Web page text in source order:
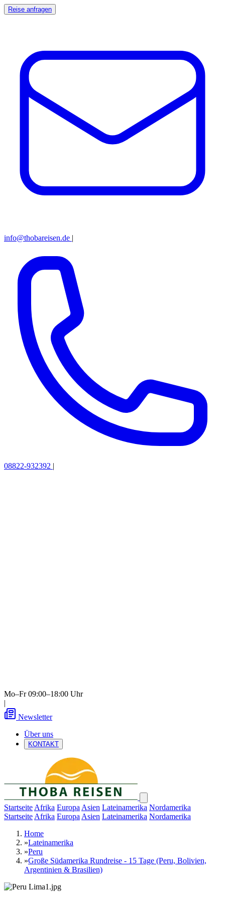
Reise anfragen
info@thobareisen.de |
08822-932392 |
Mo–Fr 09:00–18:00 Uhr
|
Newsletter
Über uns
KONTAKT
Startseite Afrika Europa Asien Lateinamerika Nordamerika
Startseite Afrika Europa Asien Lateinamerika Nordamerika
Home
»Lateinamerika
»Peru
»Große Südamerika Rundreise - 15 Tage (Peru, Bolivien,
Argentinien & Brasilien)